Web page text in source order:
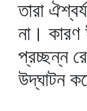
তারা
না। কারণ
প্রচ্ছন্ন
উদ্‌ঘাটন